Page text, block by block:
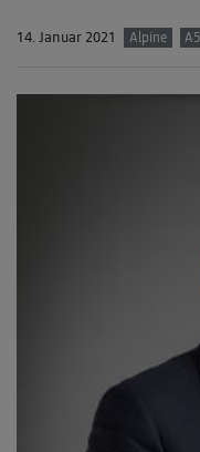
14. Januar 2021 Alpine